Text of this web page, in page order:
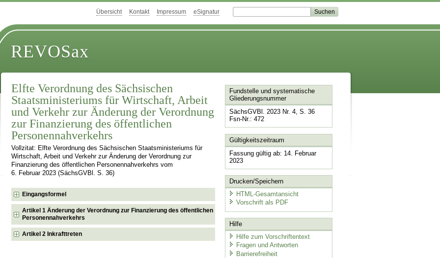
Übersicht Kontakt Impressum eSignatur
REVOSax
Elfte Verordnung des Sächsischen
Staatsministeriums für Wirtschaft, Arbeit
und Verkehr zur Änderung der Verordnung
zur Finanzierung des öffentlichen
Personennahverkehrs
Vollzitat: Elfte Verordnung des Sächsischen Staatsministeriums für
Wirtschaft, Arbeit und Verkehr zur Änderung der Verordnung zur
Finanzierung des öffentlichen Personennahverkehrs vom
6. Februar 2023 (SächsGVBl. S. 36)
Eingangsformel
Artikel 1 Änderung der Verordnung zur Finanzierung des öffentlichen
Personennahverkehrs
Artikel 2 Inkrafttreten
Fundstelle und systematische
Gliederungsnummer
SächsGVBl. 2023 Nr. 4, S. 36
Fsn-Nr.: 472
Gültigkeitszeitraum
Fassung gültig ab: 14. Februar
2023
Drucken/Speichern
HTML-Gesamtansicht
Vorschrift als PDF
Hilfe
Hilfe zum Vorschriftentext
Fragen und Antworten
Barrierefreiheit